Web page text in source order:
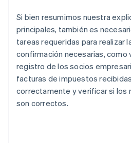
Si bien resumimos nuestra
principales, también es
tareas requeridas para realizar
confirmación necesarias, como
registro de los socios
facturas de impuestos
correctamente y verificar si los
son correctos.